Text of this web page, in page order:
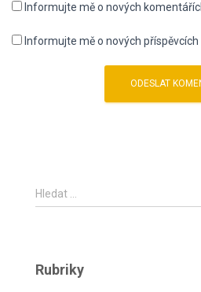
Informujte mě o nových
Informujte mě o nových
V
y
d
Hledat …
Rubriky